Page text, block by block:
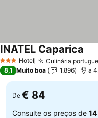
3 EstrelasHotel Culinária
INATEL Caparica
8,1 Muito boa 1.896 a
De € 84
Consulte os preços de